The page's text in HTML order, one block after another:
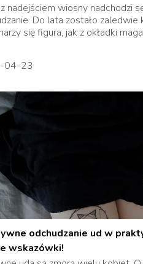
nadejściem wiosny nadchodzi
Do lata zostało zaledwie
się figura, jak z okładki
04-23
odchudzanie ud w
wskazówki!